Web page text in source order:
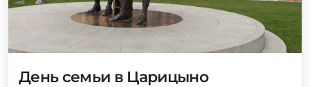
День семьи в Царицыно